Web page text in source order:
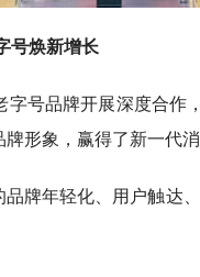
号焕新增长
字号品牌开展深度合作
形象，赢得了新一代消
牌年轻化、用户触达